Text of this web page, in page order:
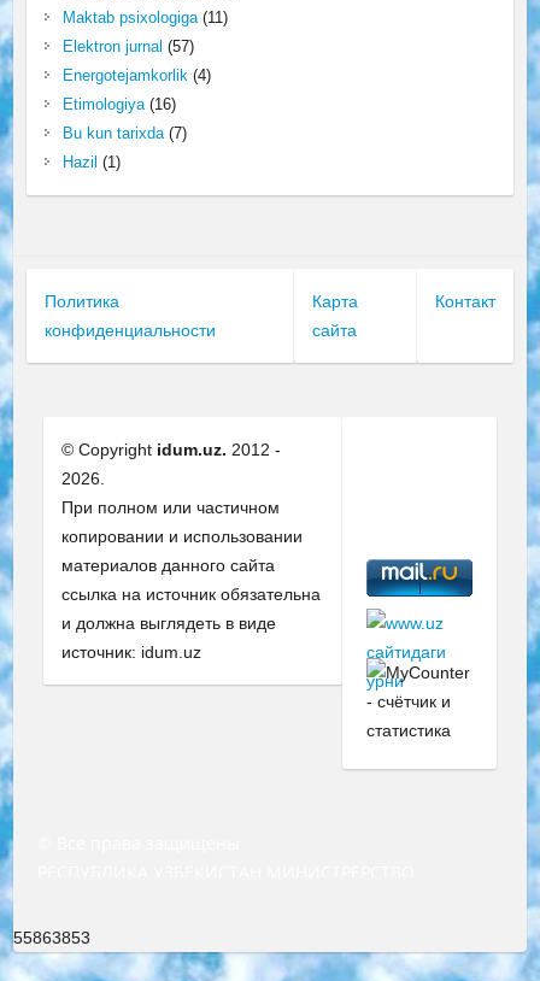
Maktab psixologiga(11)
Elektron jurnal (57)
Energotejamkorlik(4)
Etimologiya(16)
Bu kun tarixda(7)
Hazil (1)
Политика
конфиденциальности
Карта
сайта
Контакт
© Copyright idum.uz. 2012 -
2026.
При полном или частичном
копировании и использовании
материалов данного сайта
ссылка на источник обязательна
и должна выглядеть в виде
источник: idum.uz
55863853